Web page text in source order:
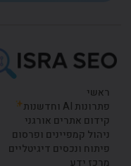
ראשי
פתרונות AI וחדשנות
קידום אתרים אורגני
ניהול קמפיינים ופרסום
פיתוח ונכסים דיגיטליים
מרכז ידע